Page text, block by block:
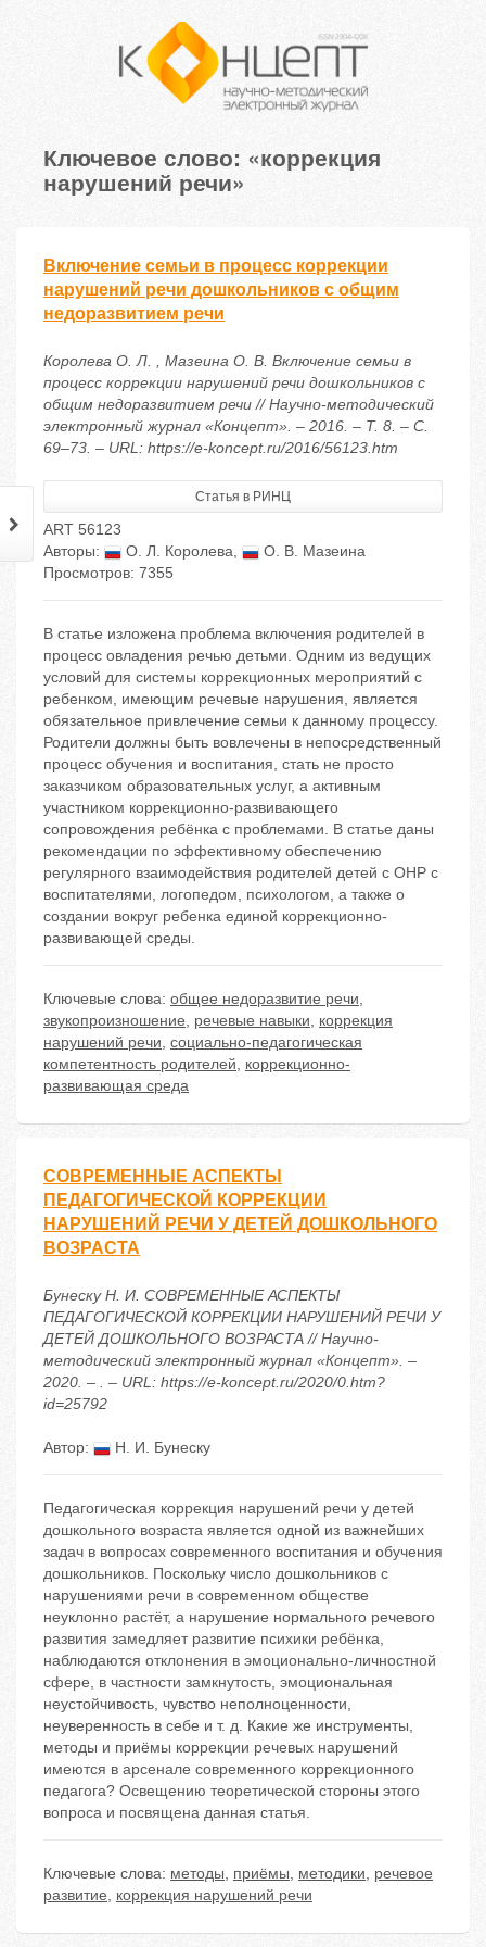
Ключевое слово: «коррекция
нарушений речи»
Включение семьи в процесс коррекции
нарушений речи дошкольников с общим
недоразвитием речи
Королева О. Л. , Мазеина О. В. Включение семьи в
процесс коррекции нарушений речи дошкольников с
общим недоразвитием речи // Научно-методический
электронный журнал «Концепт». – 2016. – Т. 8. – С.
69–73. – URL: https://e-koncept.ru/2016/56123.htm
Статья в РИНЦ
ART 56123
Авторы:
О. Л. Королева,
О. В. Мазеина
Просмотров: 7355
В статье изложена проблема включения родителей в
процесс овладения речью детьми. Одним из ведущих
условий для системы коррекционных мероприятий с
ребенком, имеющим речевые нарушения, является
обязательное привлечение семьи к данному процессу.
Родители должны быть вовлечены в непосредственный
процесс обучения и воспитания, стать не просто
заказчиком образовательных услуг, а активным
участником коррекционно-развивающего
сопровождения ребёнка с проблемами. В статье даны
рекомендации по эффективному обеспечению
регулярного взаимодействия родителей детей с ОНР с
воспитателями, логопедом, психологом, а также о
создании вокруг ребенка единой коррекционно-
развивающей среды.
Ключевые слова: общее недоразвитие речи,
звукопроизношение, речевые навыки, коррекция
нарушений речи, социально-педагогическая
компетентность родителей, коррекционно-
развивающая среда
CОВРЕМЕННЫЕ АСПЕКТЫ
ПЕДАГОГИЧЕСКОЙ КОРРЕКЦИИ
НАРУШЕНИЙ РЕЧИ У ДЕТЕЙ ДОШКОЛЬНОГО
ВОЗРАСТА
Бунеску Н. И. CОВРЕМЕННЫЕ АСПЕКТЫ
ПЕДАГОГИЧЕСКОЙ КОРРЕКЦИИ НАРУШЕНИЙ РЕЧИ У
ДЕТЕЙ ДОШКОЛЬНОГО ВОЗРАСТА // Научно-
методический электронный журнал «Концепт». –
2020. – . – URL: https://e-koncept.ru/2020/0.htm?
id=25792
Автор: Н. И. Бунеску
Педагогическая коррекция нарушений речи у детей
дошкольного возраста является одной из важнейших
задач в вопросах современного воспитания и обучения
дошкольников. Поскольку число дошкольников с
нарушениями речи в современном обществе
неуклонно растёт, а нарушение нормального речевого
развития замедляет развитие психики ребёнка,
наблюдаются отклонения в эмоционально-личностной
сфере, в частности замкнутость, эмоциональная
неустойчивость, чувство неполноценности,
неуверенность в себе и т. д. Какие же инструменты,
методы и приёмы коррекции речевых нарушений
имеются в арсенале современного коррекционного
педагога? Освещению теоретической стороны этого
вопроса и посвящена данная статья.
Ключевые слова: методы, приёмы, методики, речевое
развитие, коррекция нарушений речи